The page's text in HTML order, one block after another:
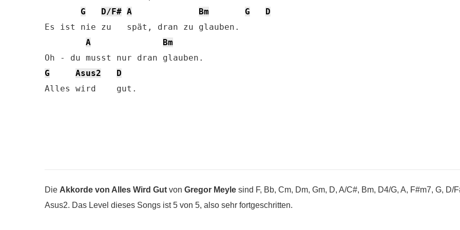
G
D/F# A Bm G
D
Es ist nie zu   spät, dran zu glauben.
A
Bm
G
Asus2
D
Alles wird    gut.
Die Akkorde von Alles Wird Gut von Gregor Meyle sind F, Bb, Cm, Dm, Gm, D, A/C#, Bm, D4/G, A, F#m7, G, D/
Asus2. Das Level dieses Songs ist 5 von 5, also sehr fortgeschritten.